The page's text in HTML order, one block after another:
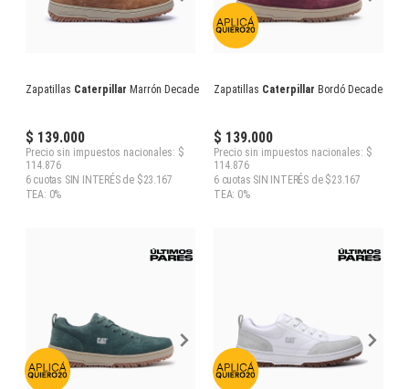
Zapatillas Caterpillar Marrón Decade
$ 139.000
Precio sin impuestos nacionales: $
114.876
6 cuotas SIN INTERÉS de $23.167
TEA: 0%
Zapatillas Caterpillar Bordó Decade
$ 139.000
Precio sin impuestos nacionales: $
114.876
6 cuotas SIN INTERÉS de $23.167
TEA: 0%